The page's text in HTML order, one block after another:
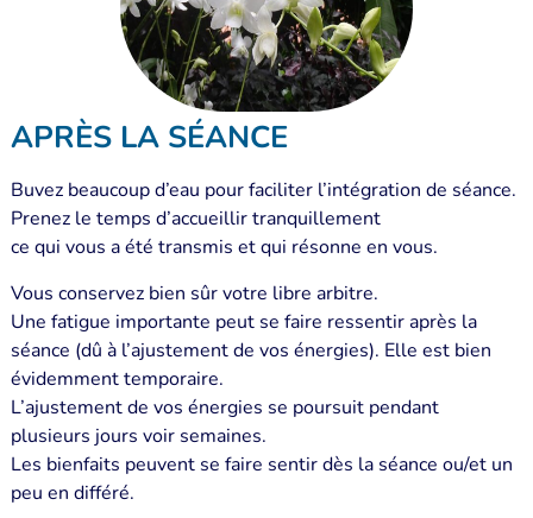
APRÈS LA SÉANCE
Buvez beaucoup d’eau pour faciliter l’intégration de séance.
Prenez le temps d’accueillir tranquillement
ce qui vous a été transmis et qui résonne en vous.
Vous conservez bien sûr votre libre arbitre.
Une fatigue importante peut se faire ressentir après la
séance (dû à l’ajustement de vos énergies). Elle est bien
évidemment temporaire.
L’ajustement de vos énergies se poursuit pendant
plusieurs jours voir semaines.
Les bienfaits peuvent se faire sentir dès la séance ou/et un
peu en différé.